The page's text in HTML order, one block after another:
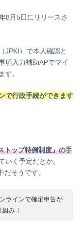
8月5日にリリースさ
JPKI）で本人確認と
項入力補助APでマイ
す。
で行政手続ができます
トップ特例制度」の手
いく予定だとか。
そうです。
ラインで確定申告が
み！